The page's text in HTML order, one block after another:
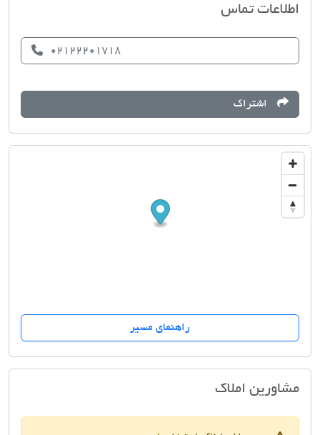
اطلاعات تماس
02122201718
اشتراک
راهنمای مسیر
مشاورین املاکمشاورین املاک اجلاس کامرانیه